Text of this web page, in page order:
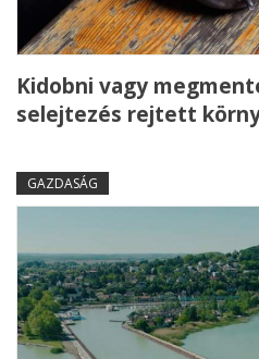
Kidobni vagy
selejtezés rejtett
GAZDASÁG